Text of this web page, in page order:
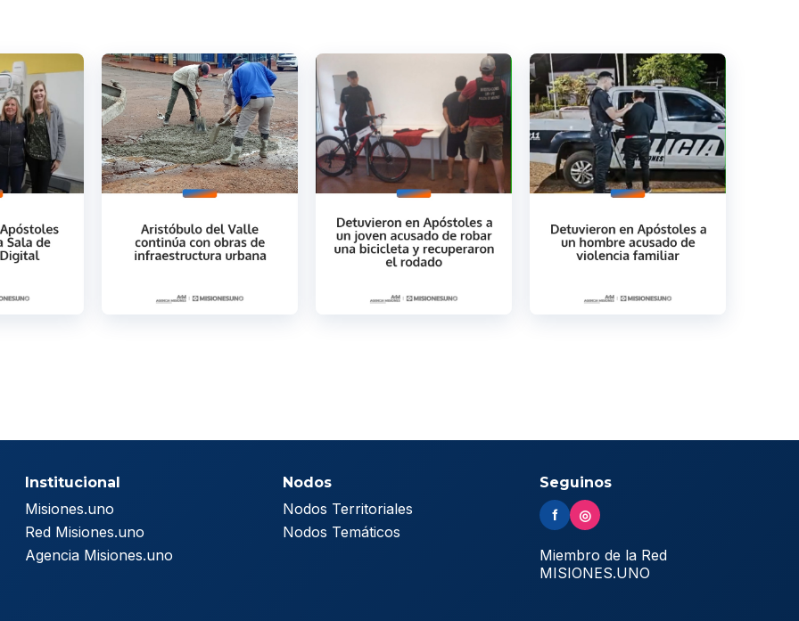
Institucional
Misiones.uno
Red Misiones.uno
Agencia Misiones.uno
Nodos
Nodos Territoriales
Nodos Temáticos
Seguinos
f ◎
Miembro de la Red
MISIONES.UNO